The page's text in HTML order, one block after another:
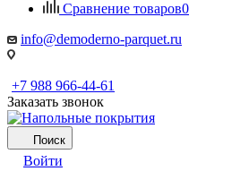
Сравнение товаров0
info@demoderno-parquet.ru
+7 988 966-44-61
Заказать звонок
Поиск
Войти